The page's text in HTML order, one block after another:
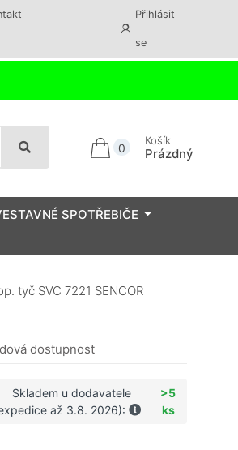
Přihlásit
se
0
Košík
Prázdný
SPOTŘEBIČE
tyč SVC 7221 SENCOR
dostupnost
Skladem u dodavatele
až 3.8. 2026):
>5
ks